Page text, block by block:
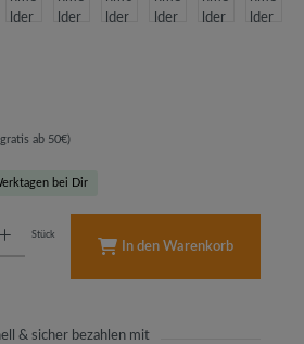
ab 50€)
bei Dir
Stück
In den Warenkorb
& sicher bezahlen mit